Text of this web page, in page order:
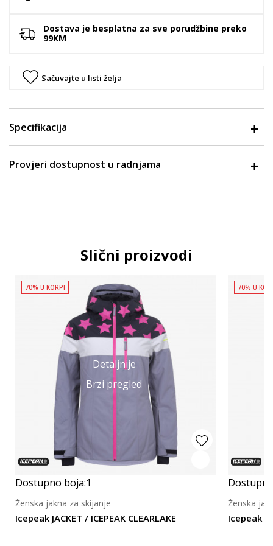
Dostava je besplatna za sve porudžbine preko
99KM
Sačuvajte u listi želja
Specifikacija
Provjeri dostupnost u radnjama
Slični proizvodi
Detaljnije
Brzi pregled
70% U KORPI
Dostupno boja:1
Icepeak JACKET / ICEPEAK CLEARLAKE
Ženska jakna za skijanje
70% U
Icepeak
Ženska